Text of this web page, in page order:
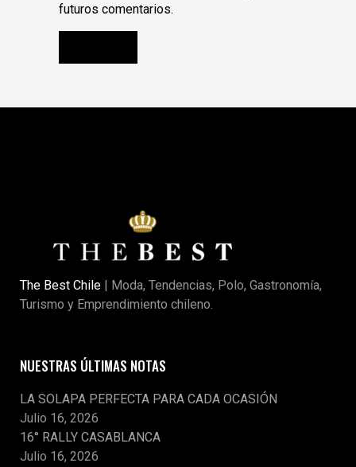
futuros comentarios.
The Best Chile | Moda, Tendencias, Polo, Gastronomía,
Turismo y Emprendimiento chileno.
NUESTRAS ÚLTIMAS NOTAS
LA SOLAPA PERFECTA PARA CADA OCASIÓN
Julio 16, 2026
16° RALLY CASABLANCA
Julio 16, 2026